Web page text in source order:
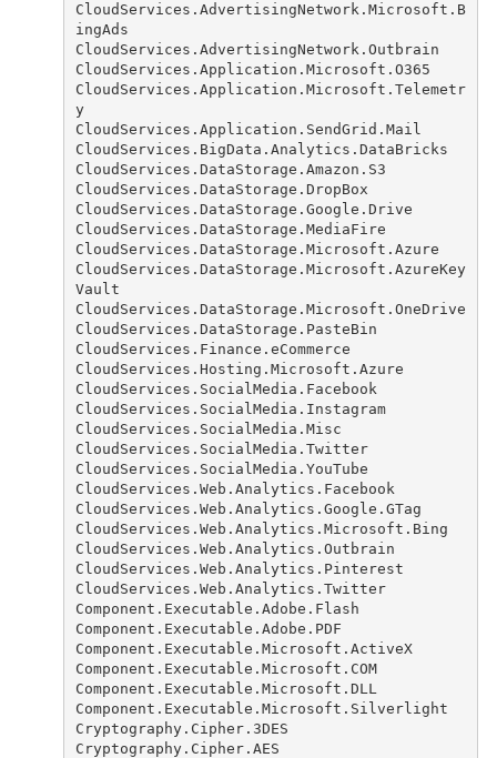
CloudServices.AdvertisingNetwork.Microsoft.B
ingAds
CloudServices.AdvertisingNetwork.Outbrain
CloudServices.Application.Microsoft.O365
CloudServices.Application.Microsoft.Telemetr
y
CloudServices.Application.SendGrid.Mail
CloudServices.BigData.Analytics.DataBricks
CloudServices.DataStorage.Amazon.S3
CloudServices.DataStorage.DropBox
CloudServices.DataStorage.Google.Drive
CloudServices.DataStorage.MediaFire
CloudServices.DataStorage.Microsoft.Azure
CloudServices.DataStorage.Microsoft.AzureKey
Vault
CloudServices.DataStorage.Microsoft.OneDrive
CloudServices.DataStorage.PasteBin
CloudServices.Finance.eCommerce
CloudServices.Hosting.Microsoft.Azure
CloudServices.SocialMedia.Facebook
CloudServices.SocialMedia.Instagram
CloudServices.SocialMedia.Misc
CloudServices.SocialMedia.Twitter
CloudServices.SocialMedia.YouTube
CloudServices.Web.Analytics.Facebook
CloudServices.Web.Analytics.Google.GTag
CloudServices.Web.Analytics.Microsoft.Bing
CloudServices.Web.Analytics.Outbrain
CloudServices.Web.Analytics.Pinterest
CloudServices.Web.Analytics.Twitter
Component.Executable.Adobe.Flash
Component.Executable.Adobe.PDF
Component.Executable.Microsoft.ActiveX
Component.Executable.Microsoft.COM
Component.Executable.Microsoft.DLL
Component.Executable.Microsoft.Silverlight
Cryptography.Cipher.3DES
Cryptography.Cipher.AES